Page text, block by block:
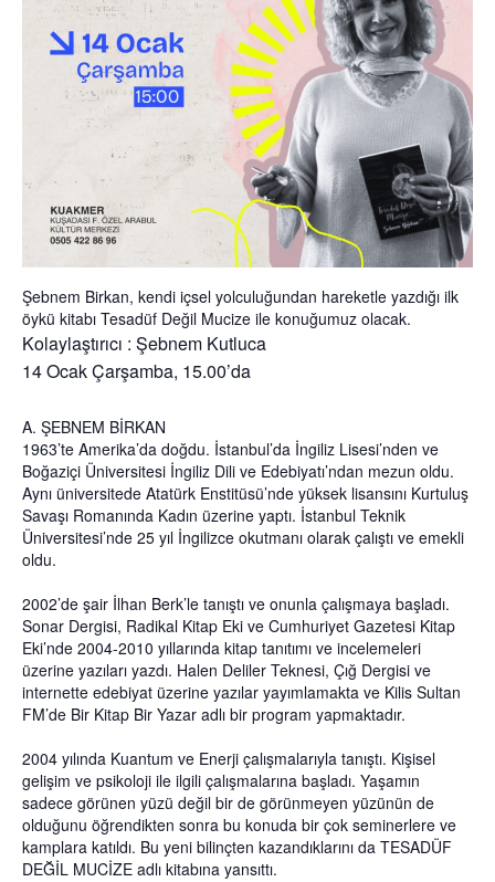
Şebnem Birkan, kendi içsel yolculuğundan hareketle yazdığı ilk
öykü kitabı Tesadüf Değil Mucize ile konuğumuz olacak.
Kolaylaştırıcı : Şebnem Kutluca
14 Ocak Çarşamba, 15.00’da
A. ŞEBNEM BİRKAN
1963’te Amerika’da doğdu. İstanbul’da İngiliz Lisesi’nden ve
Boğaziçi Üniversitesi İngiliz Dili ve Edebiyatı’ndan mezun oldu.
Aynı üniversitede Atatürk Enstitüsü’nde yüksek lisansını Kurtuluş
Savaşı Romanında Kadın üzerine yaptı. İstanbul Teknik
Üniversitesi’nde 25 yıl İngilizce okutmanı olarak çalıştı ve emekli
oldu.
2002’de şair İlhan Berk’le tanıştı ve onunla çalışmaya başladı.
Sonar Dergisi, Radikal Kitap Eki ve Cumhuriyet Gazetesi Kitap
Eki’nde 2004-2010 yıllarında kitap tanıtımı ve incelemeleri
üzerine yazıları yazdı. Halen Deliler Teknesi, Çığ Dergisi ve
internette edebiyat üzerine yazılar yayımlamakta ve Kilis Sultan
FM’de Bir Kitap Bir Yazar adlı bir program yapmaktadır.
2004 yılında Kuantum ve Enerji çalışmalarıyla tanıştı. Kişisel
gelişim ve psikoloji ile ilgili çalışmalarına başladı. Yaşamın
sadece görünen yüzü değil bir de görünmeyen yüzünün de
olduğunu öğrendikten sonra bu konuda bir çok seminerlere ve
kamplara katıldı. Bu yeni bilinçten kazandıklarını da TESADÜF
DEĞİL MUCİZE adlı kitabına yansıttı.